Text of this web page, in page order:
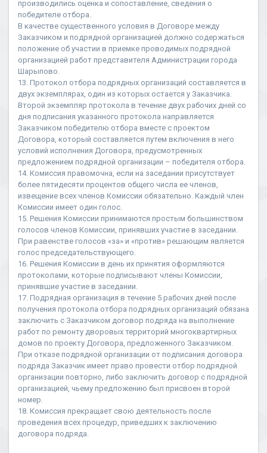
производились оценка и сопоставление, сведения о
победителе отбора.
В качестве существенного условия в Договоре между
Заказчиком и подрядной организацией должно содержаться
положение об участии в приемке проводимых подрядной
организацией работ представителя Администрации города
Шарыпово.
13. Протокол отбора подрядных организаций составляется в
двух экземплярах, один из которых остается у Заказчика.
Второй экземпляр протокола в течение двух рабочих дней со
дня подписания указанного протокола направляется
Заказчиком победителю отбора вместе с проектом
Договора, который составляется путем включения в него
условий исполнения Договора, предусмотренных
предложением подрядной организации – победителя отбора.
14. Комиссия правомочна, если на заседании присутствует
более пятидесяти процентов общего числа ее членов,
извещение всех членов Комиссии обязательно. Каждый член
Комиссии имеет один голос.
15. Решения Комиссии принимаются простым большинством
голосов членов Комиссии, принявших участие в заседании.
При равенстве голосов «за» и «против» решающим является
голос председательствующего.
16. Решения Комиссии в день их принятия оформляются
протоколами, которые подписывают члены Комиссии,
принявшие участие в заседании.
17. Подрядная организация в течение 5 рабочих дней после
получения протокола отбора подрядных организаций обязана
заключить с Заказчиком договор подряда на выполнение
работ по ремонту дворовых территорий многоквартирных
домов по проекту Договора, предложенного Заказчиком.
При отказе подрядной организации от подписания договора
подряда Заказчик имеет право провести отбор подрядной
организации повторно, либо заключить договор с подрядной
организацией, чьему предложению был присвоен второй
номер.
18. Комиссия прекращает свою деятельность после
проведения всех процедур, приведших к заключению
договора подряда.